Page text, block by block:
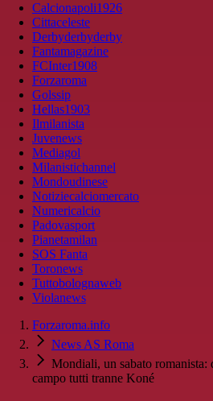
Calcionapoli1926
Cittaceleste
Derbyderbyderby
Fantamagazine
FCInter1908
Forzaroma
Golssip
Hellas1903
Ilmilanista
Juvenews
Mediagol
Milanistichannel
Mondoudinese
Notiziecalciomercato
Numericalcio
Padovasport
Pianetamilan
SOS Fanta
Toronews
Tuttobolognaweb
Violanews
Forzaroma.info
News AS Roma
Mondiali, un sabato
campo tutti tranne Koné